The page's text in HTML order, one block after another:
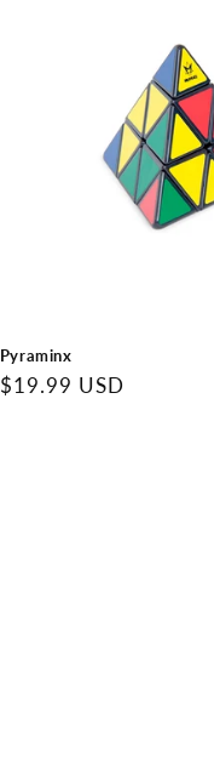
Pyraminx
Precio
$19.99 USD